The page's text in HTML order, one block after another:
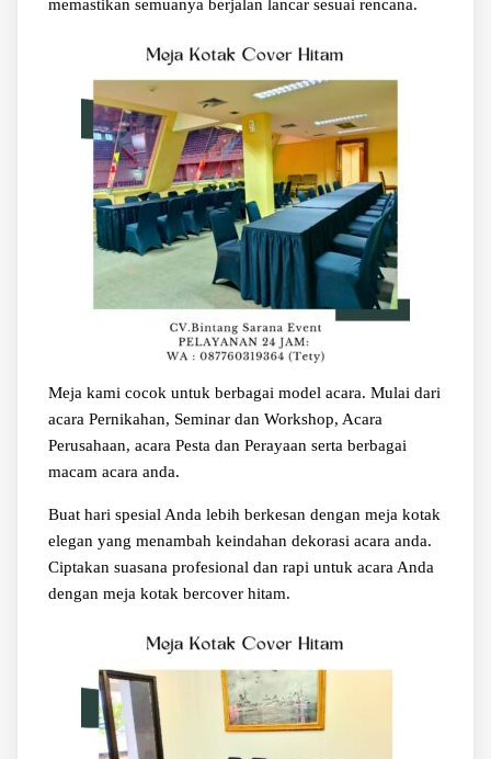
memastikan semuanya berjalan lancar sesuai rencana.
Meja kami cocok untuk berbagai model acara. Mulai dari
acara Pernikahan, Seminar dan Workshop, Acara
Perusahaan, acara Pesta dan Perayaan serta berbagai
macam acara anda.
Buat hari spesial Anda lebih berkesan dengan meja kotak
elegan yang menambah keindahan dekorasi acara anda.
Ciptakan suasana profesional dan rapi untuk acara Anda
dengan meja kotak bercover hitam.